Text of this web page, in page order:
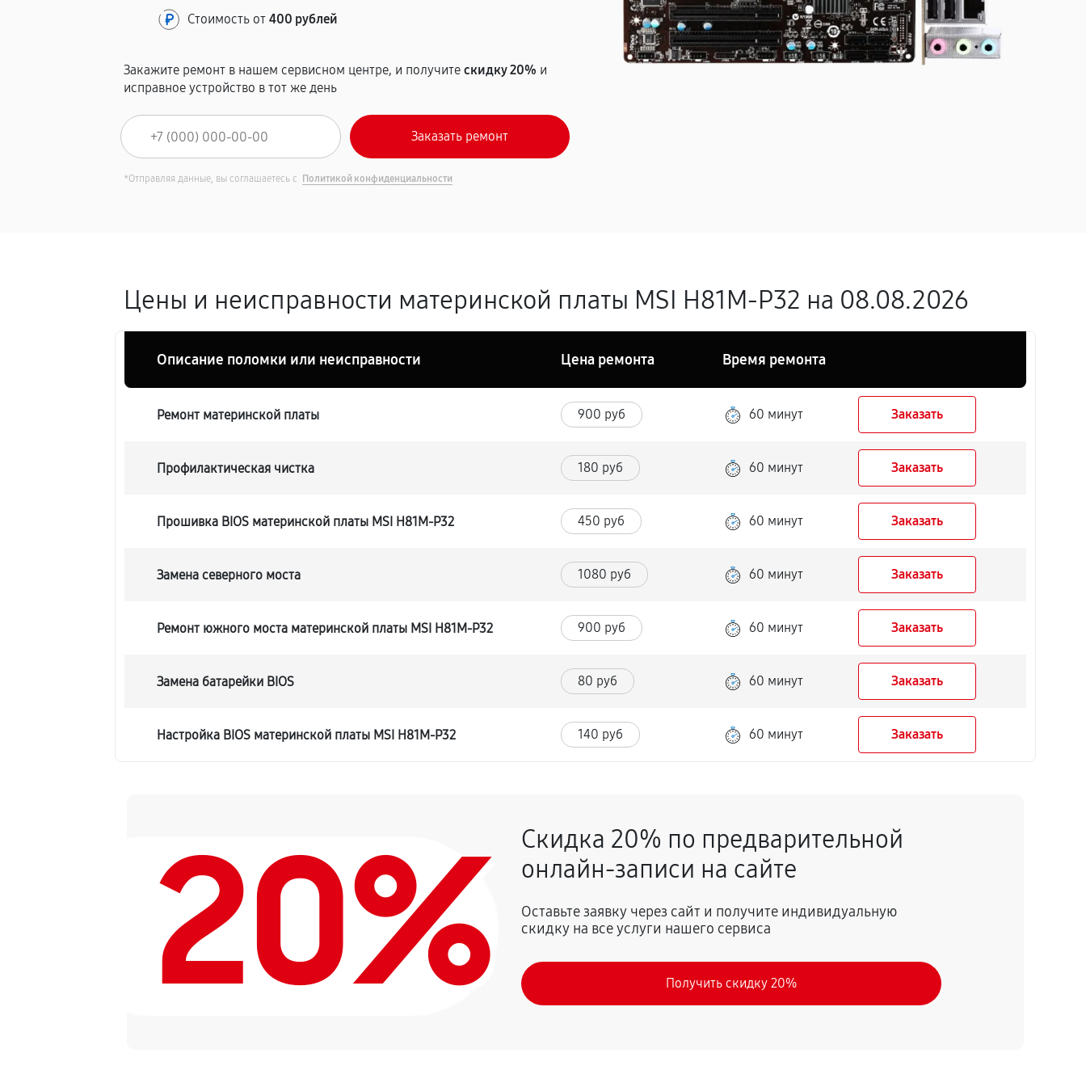
Стоимость от400 рублей
Закажите ремонт в нашем сервисном центре, и получитескидку 20% и
исправное устройство в тот же день
*Отправляя данные, вы соглашаетесь с Политикой конфиденциальности
Цены и неисправности материнской платы MSI H81M-P32 на 08.08.2026
Описание поломки или неисправности Цена ремонта Время ремонта
Ремонт материнской платы 900 руб 60 минут Заказать
Профилактическая чистка 180 руб 60 минут Заказать
Прошивка BIOS материнской платы MSI H81M-P32 450 руб 60 минут Заказать
Замена северного моста 1080 руб 60 минут Заказать
Ремонт южного моста материнской платы MSI H81M-P32 900 руб 60 минут Заказать
Замена батарейки BIOS 80 руб 60 минут Заказать
Настройка BIOS материнской платы MSI H81M-P32 140 руб 60 минут Заказать
20%
Скидка 20% по предварительной
онлайн-записи на сайте
Оставьте заявку через сайт и получите индивидуальную
скидку на все услуги нашего сервиса
Получить скидку 20%